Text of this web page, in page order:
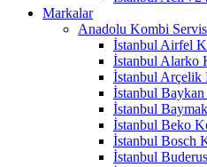
Markalar
Anadolu Kombi
İstanbul Airfel
İstanbul Alarko
İstanbul Arçelik
İstanbul
İstanbul
İstanbul Beko
İstanbul Bosch
İstanbul